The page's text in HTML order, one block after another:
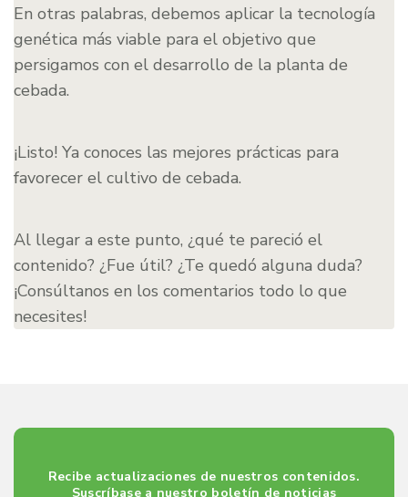
En otras palabras, debemos aplicar la tecnología
genética más viable para el objetivo que
persigamos con el desarrollo de la planta de
cebada.
¡Listo! Ya conoces las mejores prácticas para
favorecer el cultivo de cebada.
Al llegar a este punto, ¿qué te pareció el
contenido? ¿Fue útil? ¿Te quedó alguna duda?
¡Consúltanos en los comentarios todo lo que
necesites!
Recibe actualizaciones de nuestros contenidos.
Suscríbase a nuestro boletín de noticias